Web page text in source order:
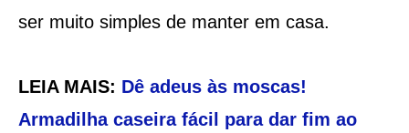
ser muito simples de manter em casa.
LEIA MAIS: Dê adeus às moscas!
Armadilha caseira fácil para dar fim ao